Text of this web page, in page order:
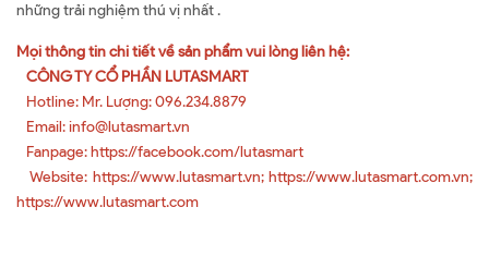
những trải nghiệm thú vị nhất .
Mọi thông tin chi tiết về sản phẩm vui lòng liên hệ:
CÔNG TY CỔ PHẦN LUTASMART
Hotline: Mr. Lượng: 096.234.8879
Email: info@lutasmart.vn
Fanpage: https://facebook.com/lutasmart
Website: https://www.lutasmart.vn; https://www.lutasmart.com.vn;
https://www.lutasmart.com